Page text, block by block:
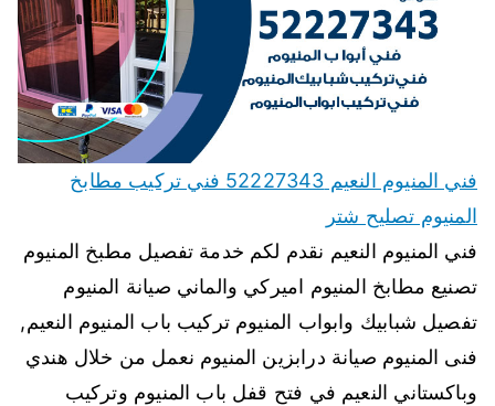
فني المنيوم النعيم 52227343 فني تركيب مطابخ
المنيوم تصليح شتر
فني المنيوم النعيم نقدم لكم خدمة تفصيل مطبخ المنيوم
تصنيع مطابخ المنيوم اميركي والماني صيانة المنيوم
تفصيل شبابيك وابواب المنيوم تركيب باب المنيوم النعيم,
فنى المنيوم صيانة درابزين المنيوم نعمل من خلال هندي
وباكستاني النعيم في فتح قفل باب المنيوم وتركيب